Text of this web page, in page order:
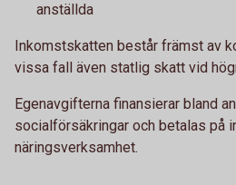
anställda
Inkomstskatten består främst av
vissa fall även statlig skatt vid
Egenavgifterna finansierar bland
socialförsäkringar och betalas på
näringsverksamhet.